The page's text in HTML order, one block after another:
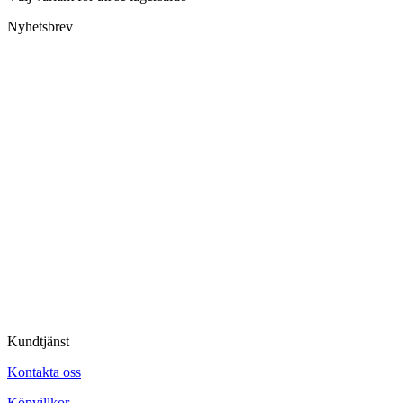
Nyhetsbrev
Kundtjänst
Kontakta oss